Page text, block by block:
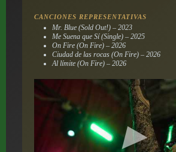
CANCIONES REPRESENTATIVAS
Mr. Blue (Sold Out!) – 2023
Me Suena que Sí (Single) – 2025
On Fire (On Fire) – 2026
Ciudad de las rocas (On Fire) – 2026
Al límite (On Fire) – 2026